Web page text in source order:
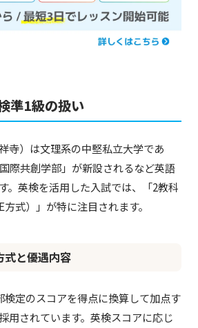
準1級の扱い
寺）は文理系の中堅私立大学であ
際共創学部」が新設されるなど英語
。英検を活用した入試では、「2教科
式）」が特に注目されます。
式と優遇内容
検定のスコアを得点に換算して加点す
用されています。英検スコアに応じ